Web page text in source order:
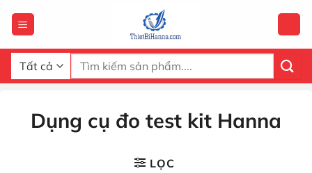
đến
dung
Tìm
kiếm:
Dụng cụ đo test kit Hanna
LỌC